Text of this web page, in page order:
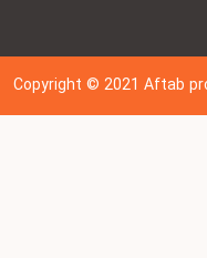
Copyright © 202 1Aftab